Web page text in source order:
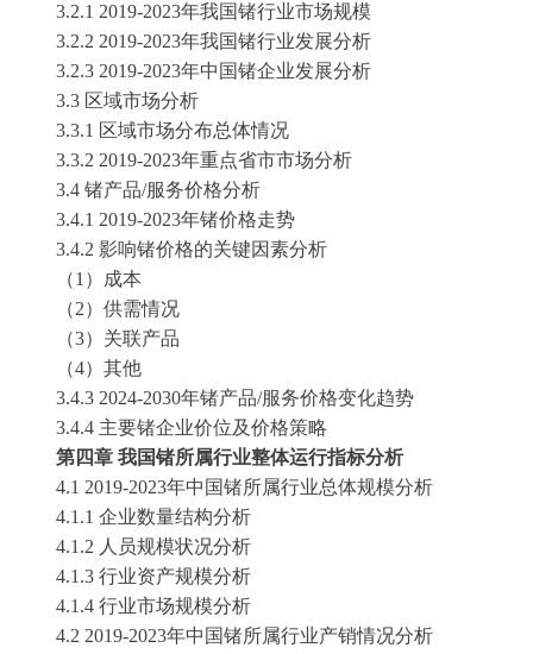
3.2.1 2019-2023年我国锗行业市场规模
3.2.2 2019-2023年我国锗行业发展分析
3.2.3 2019-2023年中国锗企业发展分析
3.3 区域市场分析
3.3.1 区域市场分布总体情况
3.3.2 2019-2023年重点省市市场分析
3.4 锗产品/服务价格分析
3.4.1 2019-2023年锗价格走势
3.4.2 影响锗价格的关键因素分析
（1）成本
（2）供需情况
（3）关联产品
（4）其他
3.4.3 2024-2030年锗产品/服务价格变化趋势
3.4.4 主要锗企业价位及价格策略
第四章 我国锗所属行业整体运行指标分析
4.1 2019-2023年中国锗所属行业总体规模分析
4.1.1 企业数量结构分析
4.1.2 人员规模状况分析
4.1.3 行业资产规模分析
4.1.4 行业市场规模分析
4.2 2019-2023年中国锗所属行业产销情况分析